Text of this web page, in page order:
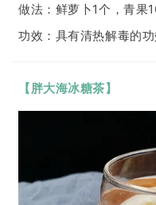
做法：鲜萝卜1个，青果
功效：具有清热解毒的
【胖大海冰糖茶】